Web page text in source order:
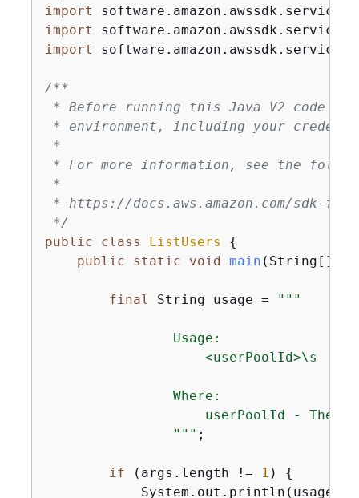
import
import
import
/**
* Before running this Java V2 code
* environment, including your
*
* For more information, see the
*
* https://docs.aws.amazon.com/sdk-
*/
public
class ListUsers
{
public
static void main (String[]
final String usage = "" "
                Usage:
                    <userPoolId>\s
                Where:
userPoolId - The
                "
"" ;
if (args.length != 1 ) {
            System.out.println(usage);